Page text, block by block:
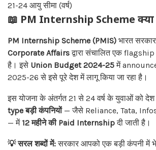
21-24 आयु सीमा (वर्ष)
📖 PM Internship Scheme क्या
PM Internship Scheme (PMIS) भारत
Corporate Affairsद्वारा संचालित एक
है। इसे Union Budget 2024-25में
2025-26 से इसे पूरे देश में लागू किया जा रहा है।
इस योजना के अंतर्गत 21 से 24 वर्ष के युवाओं को देश
type बड़ी कंपनियों— जैसे Reliance, Tata,
— में 12 महीने की Paid Internshipदी जाती है।
💡 सरल शब्दों में:सरकार आपको एक बड़ी कंपनी में